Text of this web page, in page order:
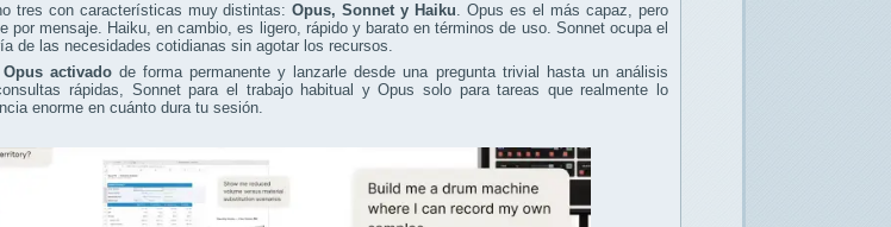
tres con características muy distintas:Opus, Sonnet y Haiku. Opus es el más capaz, pero
por mensaje. Haiku, en cambio, es ligero, rápido y barato en términos de uso. Sonnet ocupa el
de las necesidades cotidianas sin agotar los recursos.
activadode forma permanente y lanzarle desde una pregunta trivial hasta un análisis
rápidas, Sonnet para el trabajo habitual y Opus solo para tareas que realmente lo
enorme en cuánto dura tu sesión.